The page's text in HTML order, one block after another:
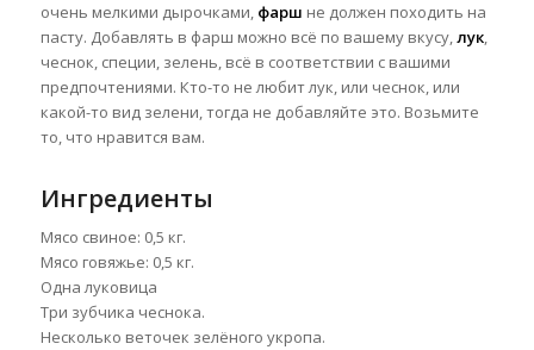
очень мелкими дырочками, фарш не должен походить на
пасту. Добавлять в фарш можно всё по вашему вкусу,лук,
чеснок, специи, зелень, всё в соответствии с вашими
предпочтениями. Кто-то не любит лук, или чеснок, или
какой-то вид зелени, тогда не добавляйте это. Возьмите
то, что нравится вам.
Ингредиенты
Мясо свиное: 0,5 кг.
Мясо говяжье: 0,5 кг.
Одна луковица
Три зубчика чеснока.
Несколько веточек зелёного укропа.